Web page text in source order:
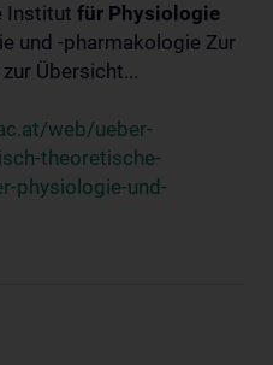
Institut für Physiologie
und -pharmakologie Zur
Übersicht...
web/ueber-
theoretische-
physiologie-und-